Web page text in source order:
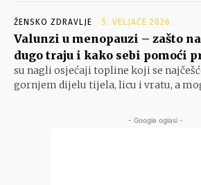
ŽENSKO ZDRAVLJE 5. VELJAČE 2026.
Valunzi u menopauzi – zašto
dugo traju i kako sebi pomoći
su nagli osjećaji topline koji se
gornjem dijelu tijela, licu i vratu, a
- Google oglasi -